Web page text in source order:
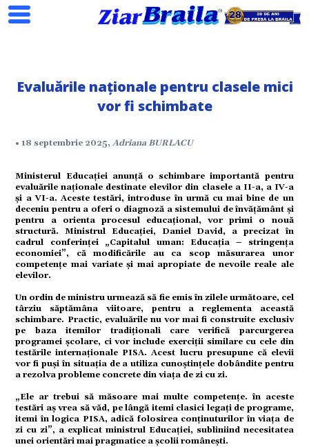
Search
Evaluările naționale pentru clasele mici
vor fi schimbate
• 18 septembrie 2025,Adriana BURLACU
Ministerul Educației anunță o schimbare importantă pentru
evaluările naționale destinate elevilor din clasele a II-a, a IV-a
și a VI-a. Aceste testări, introduse în urmă cu mai bine de un
deceniu pentru a oferi o diagnoză a sistemului de învățământ și
pentru a orienta procesul educațional, vor primi o nouă
structură. Ministrul Educației, Daniel David, a precizat în
cadrul conferinței „Capitalul uman: Educația – stringența
economiei”, că modificările au ca scop măsurarea unor
competențe mai variate și mai apropiate de nevoile reale ale
elevilor.
Un ordin de ministru urmează să fie emis în zilele următoare, cel
târziu săptămâna viitoare, pentru a reglementa această
schimbare. Practic, evaluările nu vor mai fi construite exclusiv
pe baza itemilor tradiționali care verifică parcurgerea
programei școlare, ci vor include exerciții similare cu cele din
testările internaționale PISA. Acest lucru presupune că elevii
vor fi puși în situația de a utiliza cunoștințele dobândite pentru
a rezolva probleme concrete din viața de zi cu zi.
„Ele ar trebui să măsoare mai multe competențe. în aceste
testări aș vrea să văd, pe lângă itemi clasici legați de programe,
itemi în logica PISA, adică folosirea conținuturilor în viața de
zi cu zi”, a explicat ministrul Educației, subliniind necesitatea
unei orientări mai pragmatice a școlii românești.